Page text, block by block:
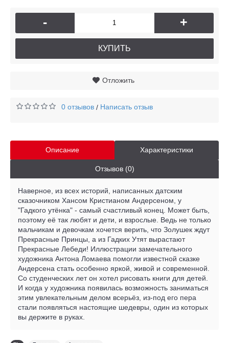
- +
КУПИТЬ
Отложить
0 отзывов / Написать отзыв
Описание Характеристики
Отзывов (0)
Наверное, из всех историй, написанных датским
сказочником Хансом Кристианом Андерсеном, у
"Гадкого утёнка" - самый счастливый конец. Может быть,
поэтому её так любят и дети, и взрослые. Ведь не только
мальчикам и девочкам хочется верить, что Золушек ждут
Прекрасные Принцы, а из Гадких Утят вырастают
Прекрасные Лебеди! Иллюстрации замечательного
художника Антона Ломаева помогли известной сказке
Андерсена стать особенно яркой, живой и современной.
Со студенческих лет он хотел рисовать книги для детей.
И когда у художника появилась возможность заниматься
этим увлекательным делом всерьёз, из-под его пера
стали появляться настоящие шедевры, один из которых
вы держите в руках.